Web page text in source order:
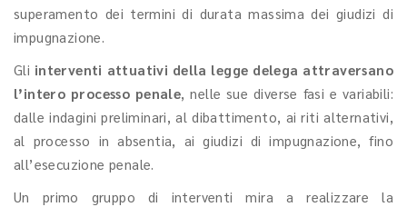
superamento dei termini di durata massima dei giudizi di
impugnazione.
Gli interventi attuativi della legge delega attraversano
l’intero processo penale, nelle sue diverse fasi e variabili:
dalle indagini preliminari, al dibattimento, ai riti alternativi,
al processo in absentia, ai giudizi di impugnazione, fino
all’esecuzione penale.
Un primo gruppo di interventi mira a realizzare la